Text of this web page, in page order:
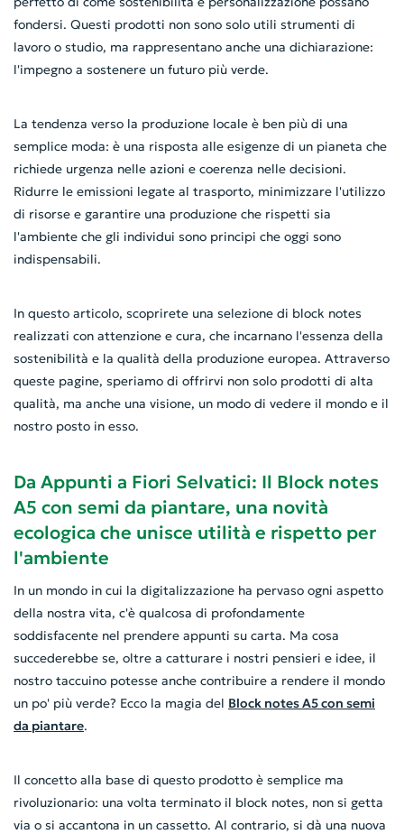
fondersi. Questi prodotti non sono solo utili strumenti di
lavoro o studio, ma rappresentano anche una dichiarazione:
l'impegno a sostenere un futuro più verde.
La tendenza verso la produzione locale è ben più di una
semplice moda: è una risposta alle esigenze di un pianeta che
richiede urgenza nelle azioni e coerenza nelle decisioni.
Ridurre le emissioni legate al trasporto, minimizzare l'utilizzo
di risorse e garantire una produzione che rispetti sia
l'ambiente che gli individui sono principi che oggi sono
indispensabili.
In questo articolo, scoprirete una selezione di block notes
realizzati con attenzione e cura, che incarnano l'essenza della
sostenibilità e la qualità della produzione europea. Attraverso
queste pagine, speriamo di offrirvi non solo prodotti di alta
qualità, ma anche una visione, un modo di vedere il mondo e il
nostro posto in esso.
Da Appunti a Fiori Selvatici: Il Block notes
A5 con semi da piantare, una novità
ecologica che unisce utilità e rispetto per
l'ambiente
In un mondo in cui la digitalizzazione ha pervaso ogni aspetto
della nostra vita, c'è qualcosa di profondamente
soddisfacente nel prendere appunti su carta. Ma cosa
succederebbe se, oltre a catturare i nostri pensieri e idee, il
nostro taccuino potesse anche contribuire a rendere il mondo
un po' più verde? Ecco la magia del Block notes A5 con semi
da piantare.
Il concetto alla base di questo prodotto è semplice ma
rivoluzionario: una volta terminato il block notes, non si getta
via o si accantona in un cassetto. Al contrario, si dà una nuova